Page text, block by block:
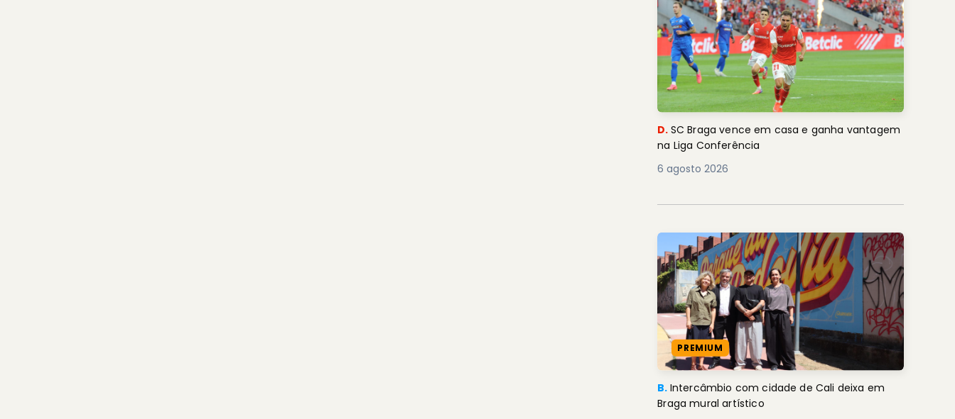
D. SC Braga vence em casa e ganha vantagem
na Liga Conferência
6 agosto 2026
PREMIUM
B. Intercâmbio com cidade de Cali deixa em
Braga mural artístico